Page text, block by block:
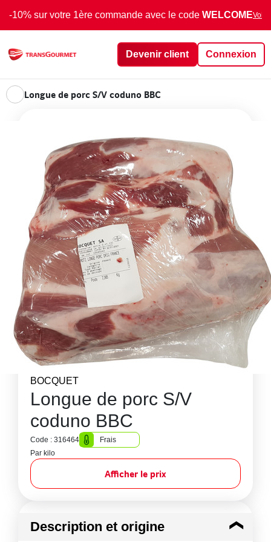
-10% sur votre 1ère commande avec le code WELCOMEVoir
Devenir client Connexion
Longue de porc S/V coduno BBC
BOCQUET
Longue de porc S/V
coduno BBC
Code : 316464
Frais
Par kilo
Afficher le prix
Description et origine